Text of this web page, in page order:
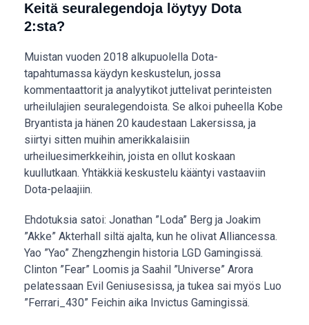
Keitä seuralegendoja löytyy Dota
2:sta?
Muistan vuoden 2018 alkupuolella Dota-
tapahtumassa käydyn keskustelun, jossa
kommentaattorit ja analyytikot juttelivat perinteisten
urheilulajien seuralegendoista. Se alkoi puheella Kobe
Bryantista ja hänen 20 kaudestaan Lakersissa, ja
siirtyi sitten muihin amerikkalaisiin
urheiluesimerkkeihin, joista en ollut koskaan
kuullutkaan. Yhtäkkiä keskustelu kääntyi vastaaviin
Dota-pelaajiin.
Ehdotuksia satoi: Jonathan ”Loda” Berg ja Joakim
”Akke” Akterhall siltä ajalta, kun he olivat Alliancessa.
Yao ”Yao” Zhengzhengin historia LGD Gamingissä.
Clinton ”Fear” Loomis ja Saahil ”Universe” Arora
pelatessaan Evil Geniusesissa, ja tukea sai myös Luo
”Ferrari_430” Feichin aika Invictus Gamingissä.